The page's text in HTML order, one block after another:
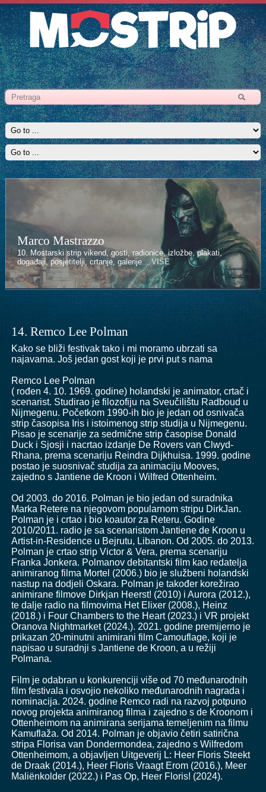
Marco Mastrazzo
10. Mostarski strip vikend, gosti, radionice, izložbe, plakati,
događaji, posjetitelji, crtanje, galerije...VIŠE
14. Remco Lee Polman
Kako se bliži festivak tako i mi moramo ubrzati sa
najavama. Još jedan gost koji je prvi put s nama
Remco Lee Polman
( rođen 4. 10. 1969. godine) holandski je animator, crtač i
scenarist. Studirao je filozofiju na Sveučilištu Radboud u
Nijmegenu. Početkom 1990-ih bio je jedan od osnivača
strip časopisa Iris i istoimenog strip studija u Nijmegenu.
Pisao je scenarije za sedmične strip časopise Donald
Duck i Sjosji i nacrtao izdanje De Rovers van Clwyd-
Rhana, prema scenariju Reindra Dijkhuisa. 1999. godine
postao je suosnivač studija za animaciju Mooves,
zajedno s Jantiene de Kroon i Wilfred Ottenheim.
Od 2003. do 2016. Polman je bio jedan od suradnika
Marka Retere na njegovom popularnom stripu DirkJan.
Polman je i crtao i bio koautor za Reteru. Godine
2010/2011. radio je sa scenaristom Jantiene de Kroon u
Artist-in-Residence u Bejrutu, Libanon. Od 2005. do 2013.
Polman je crtao strip Victor & Vera, prema scenariju
Franka Jonkera. Polmanov debitantski film kao redatelja
animiranog filma Mortel (2006.) bio je službeni holandski
nastup na dodjeli Oskara. Polman je također korežirao
animirane filmove Dirkjan Heerst! (2010) i Aurora (2012.),
te dalje radio na filmovima Het Elixer (2008.), Heinz
(2018.) i Four Chambers to the Heart (2023.) i VR projekt
Oranova Nightmarket (2024.). 2021. godine premijerno je
prikazan 20-minutni animirani film Camouflage, koji je
napisao u suradnji s Jantiene de Kroon, a u režiji
Polmana.
Film je odabran u konkurenciji više od 70 međunarodnih
film festivala i osvojio nekoliko međunarodnih nagrada i
nominacija. 2024. godine Remco radi na razvoj potpuno
novog projekta animiranog filma i zajedno s de Kroonom i
Ottenheimom na animirana serijama temeljenim na filmu
Kamuflaža. Od 2014. Polman je objavio četiri satirična
stripa Florisa van Dondermondea, zajedno s Wilfredom
Ottenheimom, a objavljen Uitgeverij L: Heer Floris Steekt
de Draak (2014.), Heer Floris Vraagt ​​Erom (2016.), Meer
Maliënkolder (2022.) i Pas Op, Heer Floris! (2024).